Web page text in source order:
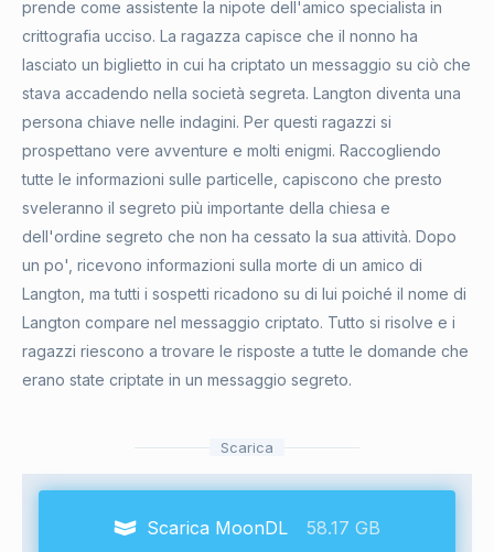
prende come assistente la nipote dell'amico specialista in
crittografia ucciso. La ragazza capisce che il nonno ha
lasciato un biglietto in cui ha criptato un messaggio su ciò che
stava accadendo nella società segreta. Langton diventa una
persona chiave nelle indagini. Per questi ragazzi si
prospettano vere avventure e molti enigmi. Raccogliendo
tutte le informazioni sulle particelle, capiscono che presto
sveleranno il segreto più importante della chiesa e
dell'ordine segreto che non ha cessato la sua attività. Dopo
un po', ricevono informazioni sulla morte di un amico di
Langton, ma tutti i sospetti ricadono su di lui poiché il nome di
Langton compare nel messaggio criptato. Tutto si risolve e i
ragazzi riescono a trovare le risposte a tutte le domande che
erano state criptate in un messaggio segreto.
Scarica
Scarica MoonDL 58.17 GB